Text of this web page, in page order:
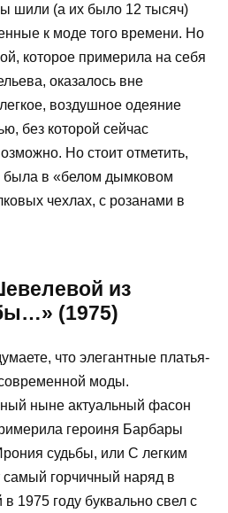
шили (а их было 12 тысяч)
к моде того времени. Но
которое примерила на себя
оказалось вне
воздушное одеяние
без которой сейчас
Но стоит отметить,
была в «белом дымковом
чехлах, с розанами в
из
(1975)
что элегантные платья-
моды.
ныне актуальный фасон
героиня Барбары
судьбы, или С легким
самый горчичный наряд в
1975 году буквально свел с